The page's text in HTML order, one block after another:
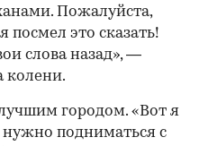
Пожалуйста,
посмел это сказать!
слова назад», —
колени.
городом. «Вот я
нужно подниматься с